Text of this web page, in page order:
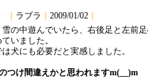
ラブラ 2009/01/02
の中遊んでいたら、右後足と左前
いました。
犬にも必要だと実感しました。
つけ間違えかと思われますm(__)m